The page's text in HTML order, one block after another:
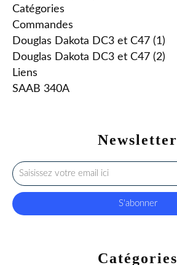
Newsletter
Catégories
Catégories
Commandes
Douglas Dakota DC3 et C47 (1)
Douglas Dakota DC3 et C47 (2)
Liens
SAAB 340A